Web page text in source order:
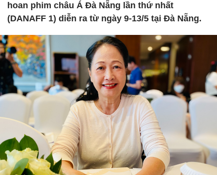
hoan phim châu Á Đà Nẵng lần thứ nhất
(DANAFF 1) diễn ra từ ngày 9-13/5 tại Đà Nẵng.